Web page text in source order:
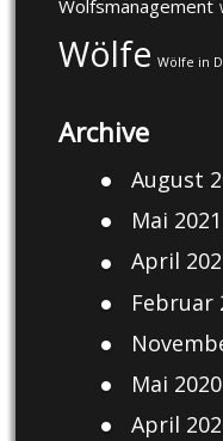
Wolfsmanagement
Wölfe Wölfe in
Archive
August
Mai 2021
April
Februar
Mai 2020
April